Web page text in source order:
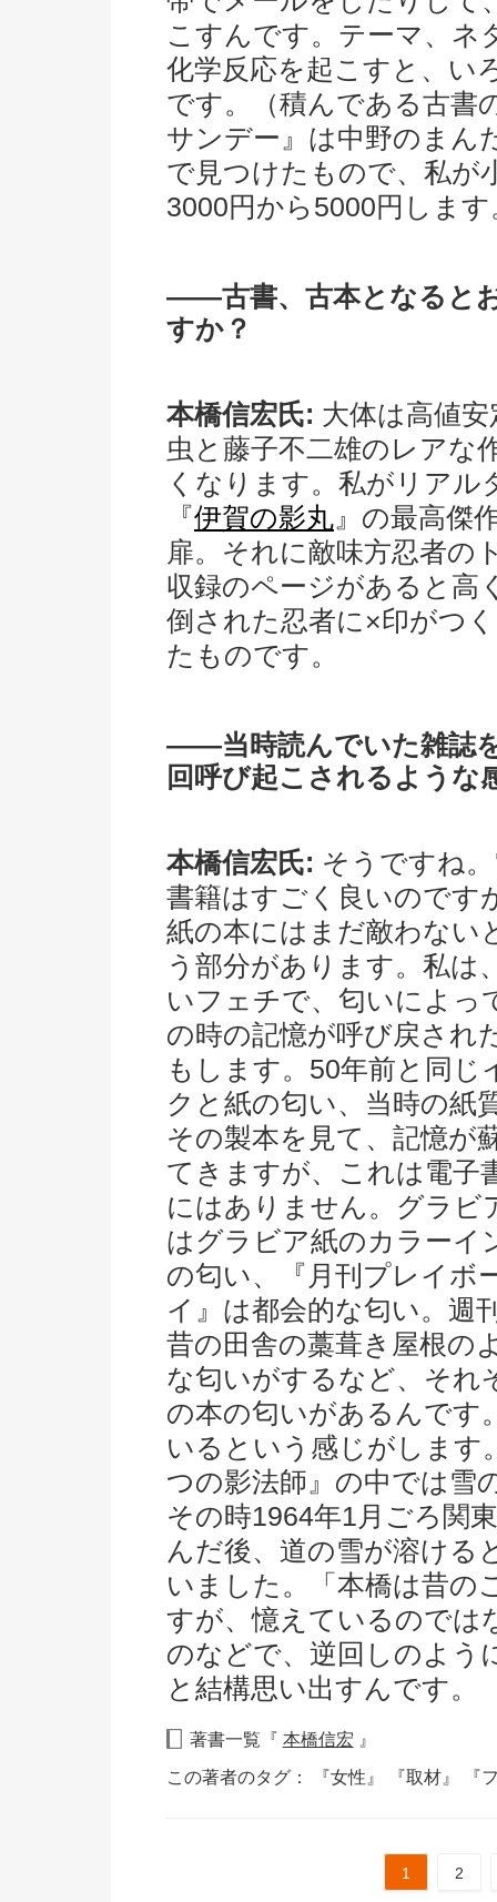
こすんです。テーマ、ネ
化学反応を起こすと、い
です。（積んである古書
サンデー』は中野のまん
で見つけたもので、私が
3000円から5000円します
――古書、古本となると
すか？
本橋信宏氏: 大体は高値
虫と藤子不二雄のレアな
くなります。私がリア
『伊賀の影丸 』の最高傑
扉。それに敵味方忍者の
収録のページがあると高
倒された忍者に×印がつ
たものです。
――当時読んでいた雑誌
回呼び起こされるような
本橋信宏氏: そうですね
書籍はすごく良いのです
紙の本にはまだ敵わない
う部分があります。私は
いフェチで、匂いによっ
の時の記憶が呼び戻され
もします。50年前と同じ
クと紙の匂い、当時の紙
その製本を見て、記憶が
てきますが、これは電子
にはありません。グラビ
はグラビア紙のカラーイ
の匂い、『月刊プレイボ
イ』は都会的な匂い。週
昔の田舎の藁葺き屋根の
な匂いがするなど、それ
の本の匂いがあるんです
いるという感じがします
つの影法師』の中では雪
その時1964年1月ごろ関
んだ後、道の雪が溶ける
いました。「本橋は昔の
すが、憶えているのでは
のなどで、逆回しのよう
と結構思い出すんです。
著書一覧『 本橋信宏 』
この著者のタグ：
『女性』 『取材』 『
1 2